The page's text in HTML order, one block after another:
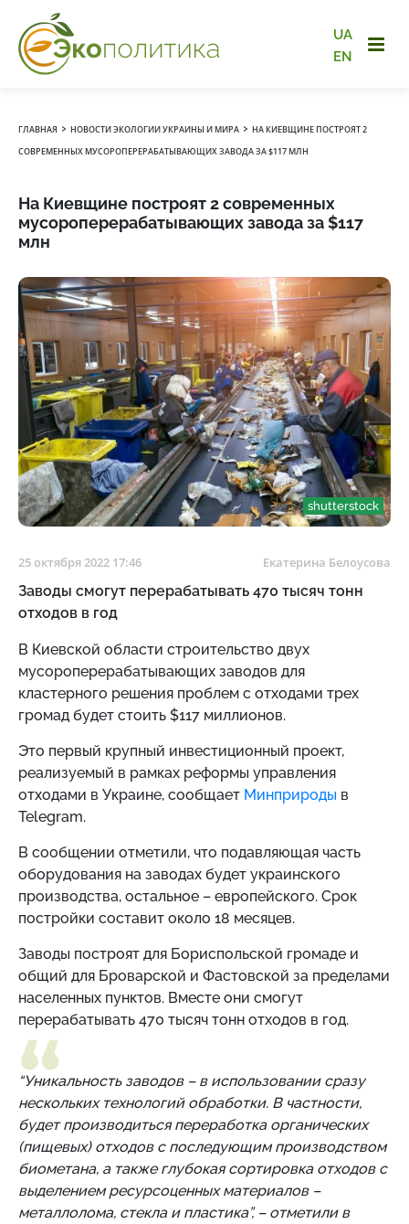
UA
EN
ГЛАВНАЯ › НОВОСТИ ЭКОЛОГИИ УКРАИНЫ И МИРА › НА КИЕВЩИНЕ ПОСТРОЯТ 2
СОВРЕМЕННЫХ МУСОРОПЕРЕРАБАТЫВАЮЩИХ ЗАВОДА ЗА $117 МЛН
На Киевщине построят 2 современных
мусороперерабатывающих завода за $117
млн
shutterstock
25 октября 2022 17:46 Екатерина Белоусова
Заводы смогут перерабатывать 470 тысяч тонн
отходов в год
В Киевской области строительство двух
мусороперерабатывающих заводов для
кластерного решения проблем с отходами трех
громад будет стоить $117 миллионов.
Это первый крупный инвестиционный проект,
реализуемый в рамках реформы управления
отходами в Украине, сообщает Минприроды в
Telegram.
В сообщении отметили, что подавляющая часть
оборудования на заводах будет украинского
производства, остальное – европейского. Срок
постройки составит около 18 месяцев.
Заводы построят для Бориспольской громаде и
общий для Броварской и Фастовской за пределами
населенных пунктов. Вместе они смогут
перерабатывать 470 тысяч тонн отходов в год.
“Уникальность заводов – в использовании сразу
нескольких технологий обработки. В частности,
будет производиться переработка органических
(пищевых) отходов с последующим производством
биометана, а также глубокая сортировка отходов с
выделением ресурсоценных материалов –
металлолома, стекла и пластика”, – отметили в